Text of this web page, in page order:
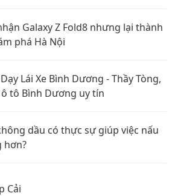
Galaxy Z Fold8 nhưng lại thành
phá Hà Nội
Lái Xe Bình Dương - Thầy Tòng,
tô Bình Dương uy tín
dầu có thực sự giúp việc nấu
hơn?
Cải